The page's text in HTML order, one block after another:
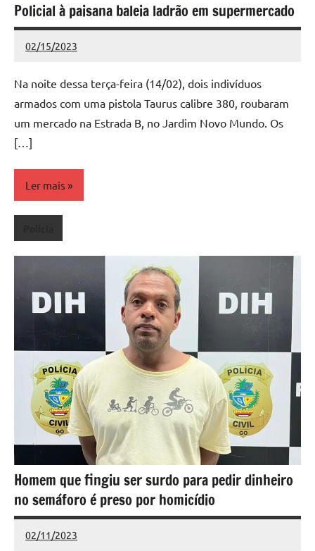
Policial à paisana baleia ladrão em supermercado
02/15/2023
Redação
Nenhum
Na noite dessa terça-feira (14/02), dois indivíduos
armados com uma pistola Taurus calibre 380, roubaram
um mercado na Estrada B, no Jardim Novo Mundo. Os
[…]
Ler mais
Homem que fingiu ser surdo para pedir dinheiro
no semáforo é preso por homicídio
02/11/2023
Redação
Nenhum